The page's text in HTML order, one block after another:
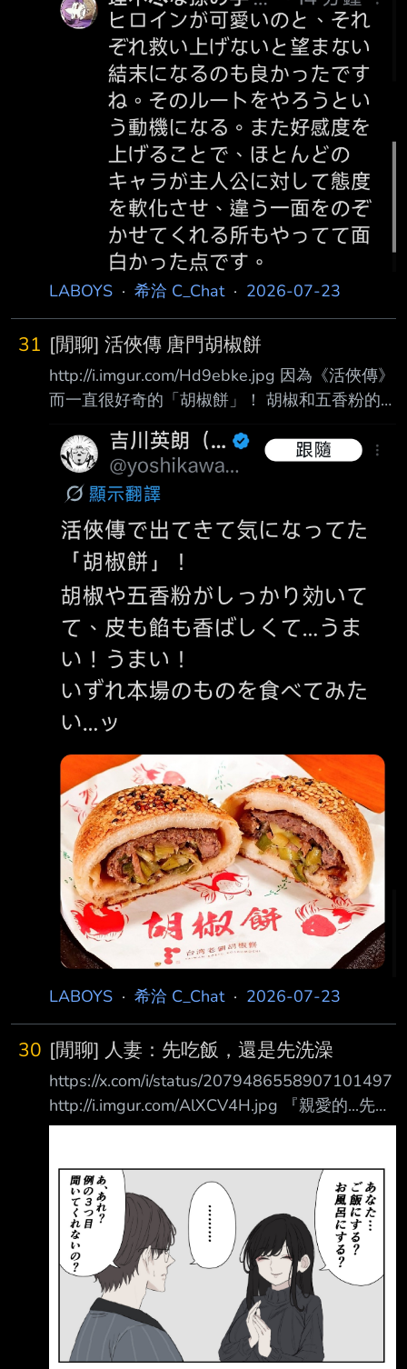
LABOYS · 希洽 C_Chat· 2026-07-23
31 [閒聊] 活俠傳 唐門胡椒餅
http://i.imgur.com/Hd9ebke.jpg 因為《活俠傳》
而一直很好奇的「胡椒餅」！ 胡椒和五香粉的
好吃！ 總有一天一定要吃看看在地正宗的胡椒
餅……！ 不過台灣外姓弟子應該都知道
http://i.imgur.com/JSXydqb.jpg 其實唐門的胡椒
不是單純胡椒粉 是唐門的一種毒藥配方 不過講
到胡椒我就想說 不知道為什麼 總覺得趙活在廚
房亂加胡椒粉的比率有點太高w 這是看善惡值
嗎？ 廚房有兩個集體事件嘛 一個是自掏腰包做
大餐全體好感上升
LABOYS · 希洽 C_Chat· 2026-07-23
30 [閒聊] 人妻：先吃飯，還是先洗澡
https://x.com/i/status/2079486558907101497
http://i.imgur.com/AlXCV4H.jpg 『親愛的...先吃
飯？還是先洗澡？』 『.........』 『欸，啊咧？照
時候要做，洗澡的時候也做』 『今天是二連
戰？』 http://i.imgur.com/iObIByx.jpg 『.......今
天...妳格外的在意時間啊， 有什麼要緊事嗎？』
『還有一分鐘我就滿18歲了』 http://i.imgur.com